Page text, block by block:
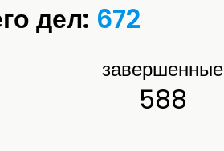
дел: 672
завершенные
588